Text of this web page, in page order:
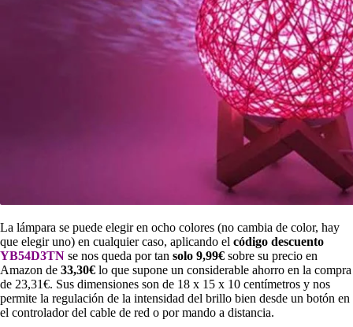
La lámpara se puede elegir en ocho colores (no cambia de color, hay
que elegir uno) en cualquier caso, aplicando el código descuento
YB54D3TN se nos queda por tan solo 9,99€ sobre su precio en
Amazon de 33,30€ lo que supone un considerable ahorro en la compra
de 23,31€. Sus dimensiones son de 18 x 15 x 10 centímetros y nos
permite la regulación de la intensidad del brillo bien desde un botón en
el controlador del cable de red o por mando a distancia.